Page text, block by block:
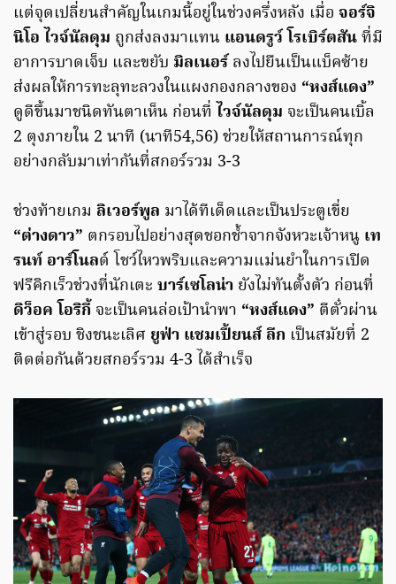
แต่จุดเปลี่ยนสำคัญในเกมนี้อยู่ในช่วงครึ่งหลัง เมื่อ จอร์จิ
นิโอ ไวจ์นัลดุม ถูกส่งลงมาแทน แอนดรูว์ โรเบิร์ตสันที่มี
อาการบาดเจ็บ และขยับ มิลเนอร์ลงไปยืนเป็นแบ็คซ้าย
ส่งผลให้การทะลุทะลวงในแผงกองกลางของ “หงส์แดง”
ดูดีขึ้นมาชนิดทันตาเห็น ก่อนที่ ไวจ์นัลดุม จะเป็นคนเบิ้ล
2 ตุงภายใน 2 นาที (นาที54,56) ช่วยให้สถานการณ์ทุก
อย่างกลับมาเท่ากันที่สกอร์รวม 3-3
ช่วงท้ายเกม ลิเวอร์พูล มาได้ทีเด็ดและเป็นประตูเขี่ย
“ต่างดาว” ตกรอบไปอย่างสุดชอกช้ำจากจังหวะเจ้าหนู เท
รนท์ อาร์โนลด์ โชว์ไหวพริบและความแม่นยำในการเปิด
ฟรีคิกเร็วช่วงที่นักเตะ บาร์เซโลน่า ยังไม่ทันตั้งตัว ก่อนที่
ดิว็อค โอริกี้ จะเป็นคนล่อเป้านำพา “หงส์แดง” ตีตั๋วผ่าน
เข้าสู่รอบ ชิงชนะเลิศ ยูฟ่า แชมเปี้ยนส์ ลีก เป็นสมัยที่ 2
ติดต่อกันด้วยสกอร์รวม 4-3 ได้สำเร็จ